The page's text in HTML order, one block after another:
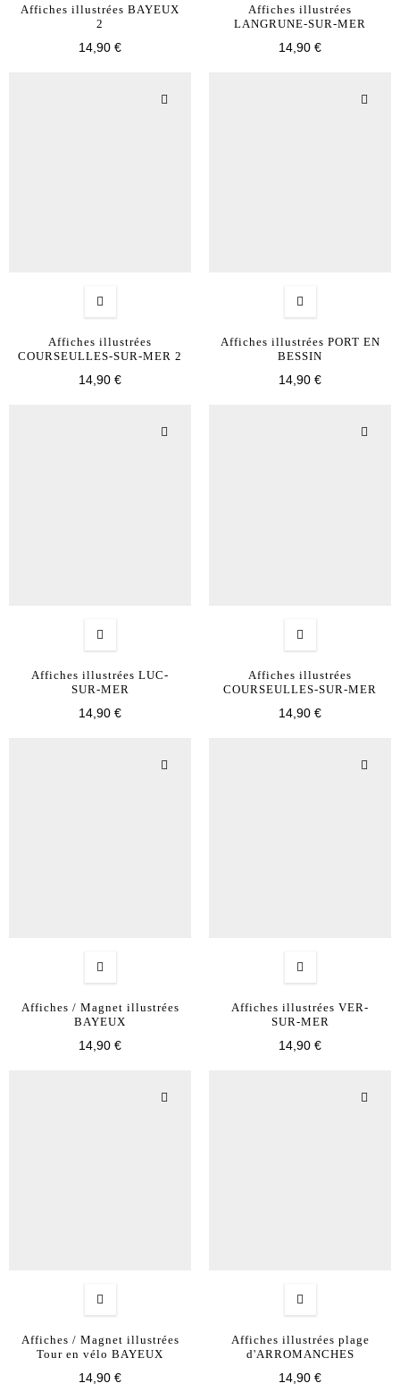
Affiches illustrées BAYEUX
2
14,90 €
Affiches illustrées
LANGRUNE-SUR-MER
14,90 €
Affiches illustrées
COURSEULLES-SUR-MER 2
14,90 €
Affiches illustrées PORT EN
BESSIN
14,90 €
Affiches illustrées LUC-
SUR-MER
14,90 €
Affiches illustrées
COURSEULLES-SUR-MER
14,90 €
Affiches / Magnet illustrées
BAYEUX
14,90 €
Affiches illustrées VER-
SUR-MER
14,90 €
Affiches / Magnet illustrées
Tour en vélo BAYEUX
14,90 €
Affiches illustrées plage
d'ARROMANCHES
14,90 €